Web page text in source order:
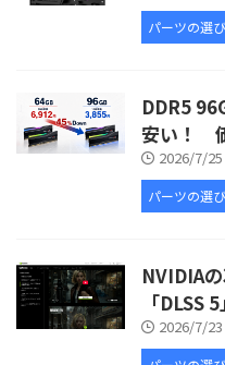
パーツの選
DDR5
安い！
2026/7/25
パーツの選
NVIDIA
「DLSS
2026/7/23